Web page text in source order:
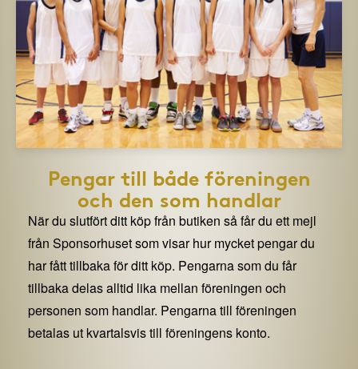
Pengar till både föreningen
och den som handlar
När du slutfört ditt köp från butiken så får du ett mejl
från Sponsorhuset som visar hur mycket pengar du
har fått tillbaka för ditt köp. Pengarna som du får
tillbaka delas alltid lika mellan föreningen och
personen som handlar. Pengarna till föreningen
betalas ut kvartalsvis till föreningens konto.